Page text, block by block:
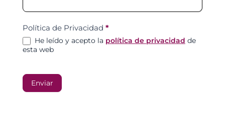
Política de Privacidad *
He leído y acepto la política de privacidad de
esta web
Enviar